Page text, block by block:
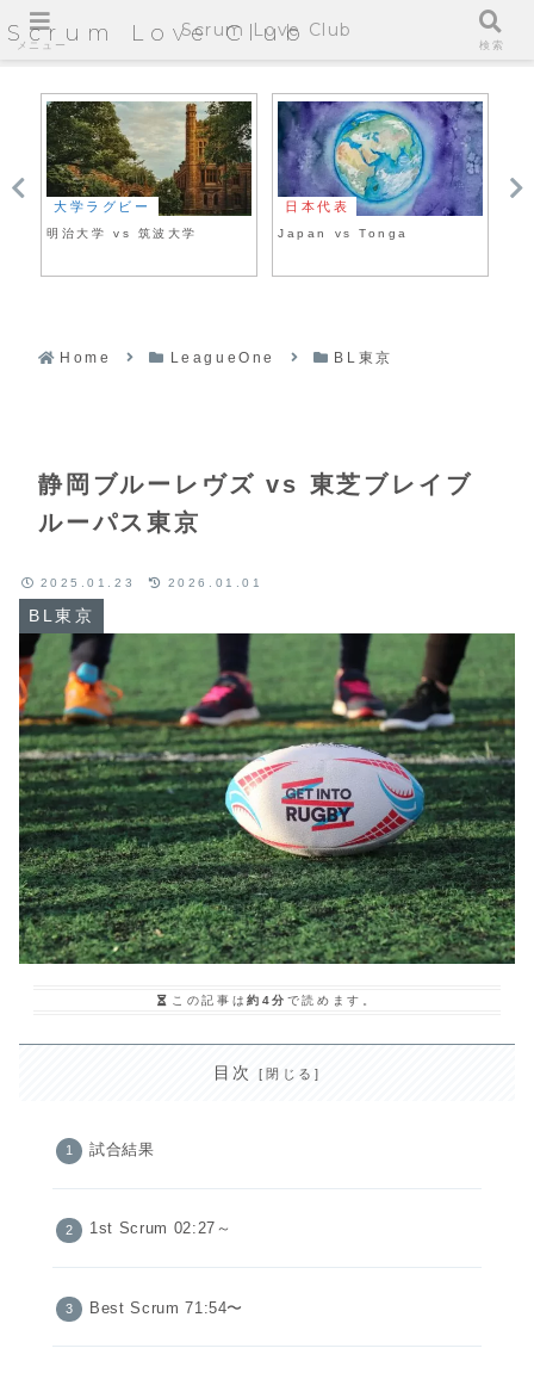
Scrum Love Club
大学ラグビー
明治大学 vs 筑波大学
日本代表
Japan vs Tonga
Home LeagueOne BL東京
静岡ブルーレヴズ vs 東芝ブレイブ
ルーパス東京
BL東京
2025.01.23 2026.01.01
この記事は約4分 で読めます。
目次
試合結果
1st Scrum 02:27～
Best Scrum 71:54〜
メニュー
Scrum Love Club
検索